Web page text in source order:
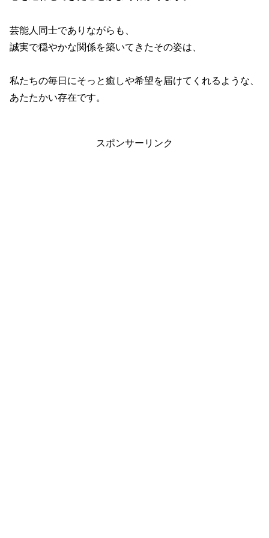
芸能人同士でありながらも、
誠実で穏やかな関係を築いてきたその姿は、
私たちの毎日にそっと癒しや希望を届けてくれるような、
あたたかい存在です。
スポンサーリンク